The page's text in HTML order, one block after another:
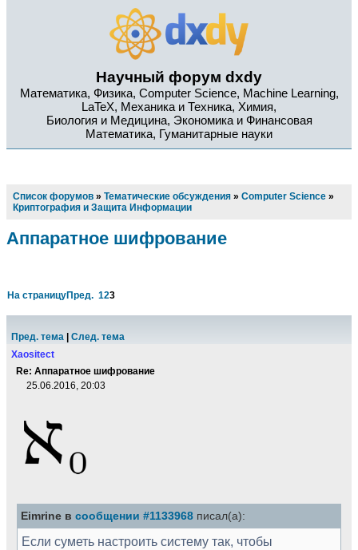
Научный форум dxdy
Математика, Физика, Computer Science, Machine Learning,
LaTeX, Механика и Техника, Химия,
Биология и Медицина, Экономика и Финансовая
Математика, Гуманитарные науки
Список форумов » Тематические обсуждения » Computer Science »
Криптография и Защита Информации
Аппаратное шифрование
На страницуПред. 123
Пред. тема
След. тема
Xaositect
Re: Аппаратное шифрование
25.06.2016, 20:03
Eimrine в сообщении #1133968 писал(а):
Если суметь настроить систему так, чтобы